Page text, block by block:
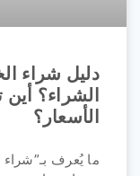
دليل شراء
الشراء؟
الأسعار؟
ما يُعرف